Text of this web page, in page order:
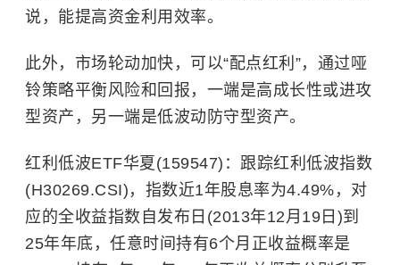
说，能提高资金利用效率。
此外，市场轮动加快，可以“配点红利”，通过哑
铃策略平衡风险和回报，一端是高成长性或进攻
型资产，另一端是低波动防守型资产。
红利低波ETF华夏(159547)：跟踪红利低波指数
(H30269.CSI)，指数近1年股息率为4.49%，对
应的全收益指数自发布日(2013年12月19日)到
25年年底，任意时间持有6个月正收益概率是